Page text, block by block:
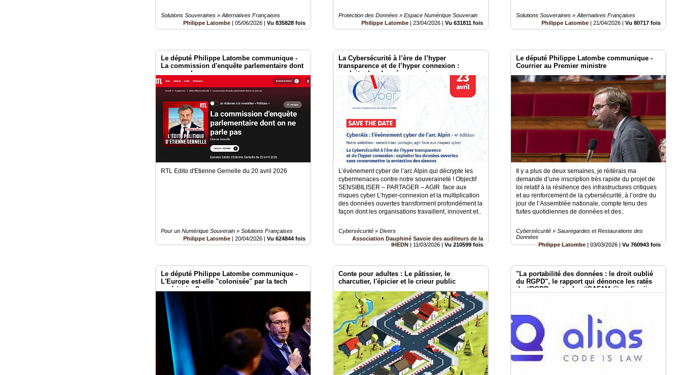
Solutions Souveraines » Alternatives Françaises
Philippe Latombe |05/06/2026 |Vu 835828 fois
Protection des Données » Espace Numérique Souverain
Philippe Latombe |23/04/2026 |Vu 631811 fois
Solutions Souveraines » Alternatives Françaises
Philippe Latombe |21/04/2026 |Vu 80717 fois
Le député Philippe Latombe communique -
La commission d'enquête parlementaire dont
on ne parle pas
RTL Edito d'Etienne Gernelle du 20 avril 2026
Pour un Numérique Souverain » Solutions Françaises
Philippe Latombe |20/04/2026 |Vu 624844 fois
La Cybersécurité à l’ère de l’hyper
transparence et de l’hyper connexion :
exploiter les données ouvertes sans
compromettre la protection des siennes
L’évènement cyber de l’arc Alpin qui décrypte les
cybermenaces contre notre souveraineté ! Objectif
SENSIBILISER – PARTAGER – AGIR face aux
risques cyber L’hyper-connexion et la multiplication
des données ouvertes transforment profondément la
façon dont les organisations travaillent, innovent et..
Cybersécurité » Divers
Association Dauphiné Savoie des auditeurs de la
IHEDN|11/03/2026|Vu 210599 fois
Le député Philippe Latombe communique -
Courrier au Premier ministre
Il y a plus de deux semaines, je réitérais ma
demande d’une inscription très rapide du projet de
loi relatif à la résilience des infrastructures critiques
et au renforcement de la cybersécurité, à l’ordre du
jour de l’Assemblée nationale, compte tenu des
fuites quotidiennes de données et des..
Cybersécurité » Sauvegardes et Restaurations des
Données
Philippe Latombe|03/03/2026|Vu 760943 fois
Le député Philippe Latombe communique -
L'Europe est-elle "colonisée" par la tech
américaine?
Conte pour adultes : Le pâtissier, le
charcutier, l'épicier et le crieur public
"La portabilité des données : le droit oublié
du RGPD", le rapport qui dénonce les ratés
du #RGPD contre les #GAFAM @medjawii